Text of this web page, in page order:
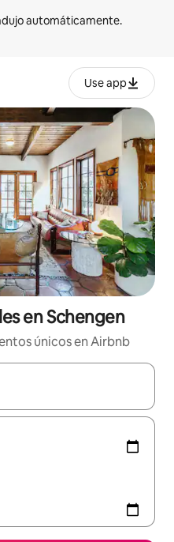
Use app
en Schengen
únicos en Airbnb
navega con las